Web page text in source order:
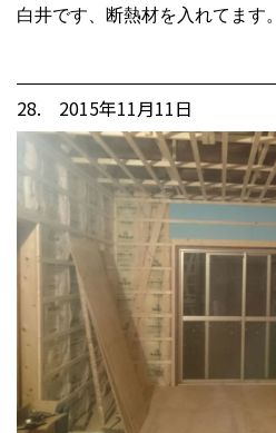
白井です、断熱材を入れてます。
28. 2015年11月11日